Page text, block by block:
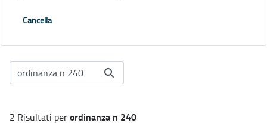
Cancella
2 Risultati perordinanza n 240